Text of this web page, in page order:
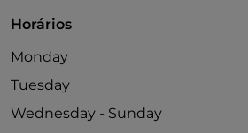
Fala-se inglês
Horários
Monday
Tuesday
Wednesday - Sunday